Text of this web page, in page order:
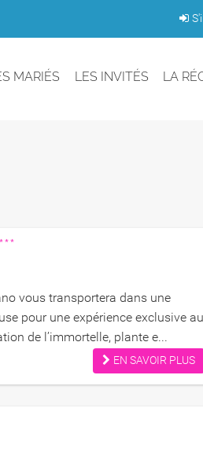
MARIÉS LES INVITÉS LA
vous transportera dans une
pour une expérience exclusive au
de l’immortelle, plante e...
EN SAVOIR PLUS